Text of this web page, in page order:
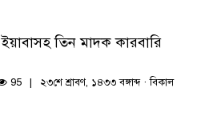
তিন মাদক কারবারি
95 ২৩শে শ্রাবণ, ১৪৩৩ বঙ্গাব্দ · বিকাল